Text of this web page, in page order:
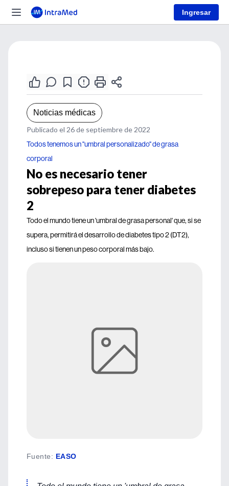
Ingresar
Noticias médicas
Publicado el 26 de septiembre de 2022
Todos tenemos un "umbral personalizado" de grasa
corporal
No es necesario tener
sobrepeso para tener diabetes
2
Todo el mundo tiene un 'umbral de grasa personal' que, si se
supera, permitirá el desarrollo de diabetes tipo 2 (DT2),
incluso si tienen un peso corporal más bajo.
Fuente: EASO